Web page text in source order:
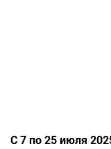
С 7 по 25 июля